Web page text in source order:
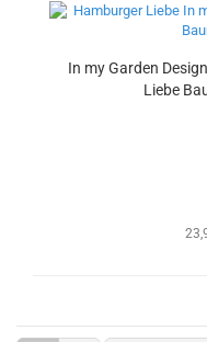
In my Garden
Liebe